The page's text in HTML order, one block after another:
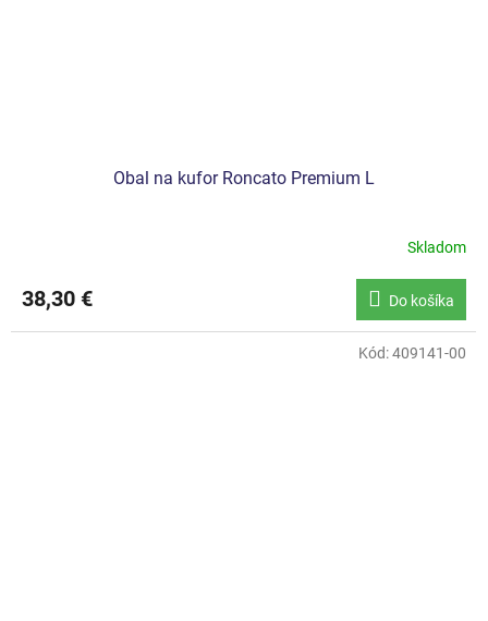
Obal na kufor Roncato Premium L
Skladom
38,30 € Do košíka
Kód:409141-00